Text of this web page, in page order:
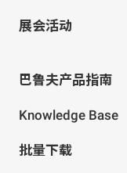
展会活动
巴鲁夫产品指南
Knowledge Base
批量下载